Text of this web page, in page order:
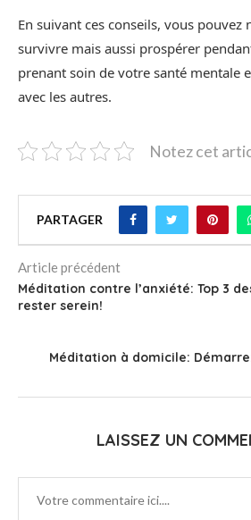
En suivant ces conseils, vous pouvez
survivre mais aussi prospérer
prenant soin de votre santé mentale
avec les autres.
Notez cet
PARTAGER
Article précédent
Méditation contre l’anxiété: Top 3
rester serein!
Méditation à domicile:
LAISSEZ UN